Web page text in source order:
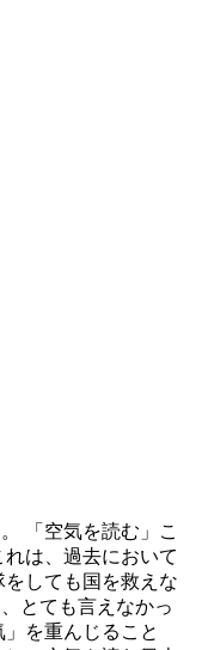
「空気を読む」こ
は、過去において
しても国を救えな
とても言えなかっ
を重んじること